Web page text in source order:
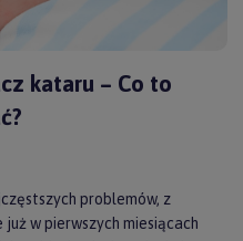
kataru – Co to
problemów, z
w pierwszych miesiącach